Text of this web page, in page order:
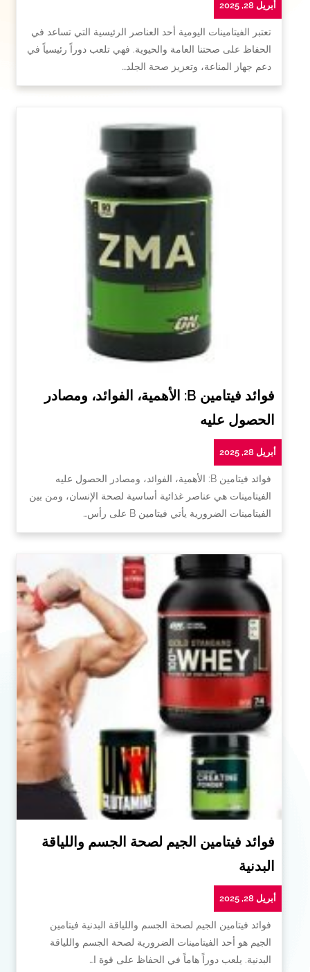
أبريل 28, 2025
تعتبر الفيتامينات اليومية أحد العناصر الرئيسية التي تساعد في
الحفاظ على صحتنا العامة والحيوية. فهي تلعب دوراً رئيسياً في
دعم جهاز المناعة، وتعزيز صحة الجلد…
فوائد فيتامين B: الأهمية، الفوائد، ومصادر
الحصول عليه
أبريل 28, 2025
فوائد فيتامين B: الأهمية، الفوائد، ومصادر الحصول عليه
الفيتامينات هي عناصر غذائية أساسية لصحة الإنسان، ومن بين
الفيتامينات الضرورية يأتي فيتامين B على رأس…
فوائد فيتامين الجيم لصحة الجسم واللياقة
البدنية
أبريل 28, 2025
فوائد فيتامين الجيم لصحة الجسم واللياقة البدنية فيتامين
الجيم هو أحد الفيتامينات الضرورية لصحة الجسم واللياقة
البدنية. يلعب دوراً هاماً في الحفاظ على قوة ا…